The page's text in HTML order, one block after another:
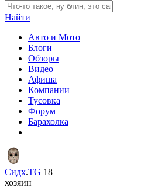
Найти
Авто и Мото
Блоги
Обзоры
Видео
Афиша
Компании
Тусовка
Форум
Барахолка
Сидх.TG 18
хозяин